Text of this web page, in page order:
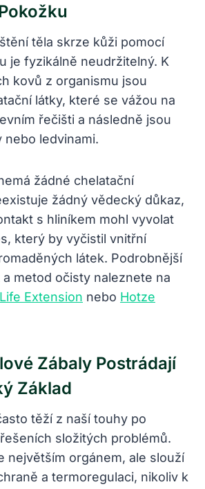
těla skrze kůži pomocí
je fyzikálně neudržitelný. K
kovů z organismu jsou
látky, které se vážou na
řečišti a následně jsou
ledvinami.
žádné chelatační
žádný vědecký důkaz,
s hliníkem mohl vyvolat
který by vyčistil vnitřní
látek. Podrobnější
metod očisty naleznete na
Life Extension nebo Hotze
Zábaly Postrádají
Základ
těží z naší touhy po
složitých problémů.
největším orgánem, ale slouží
a termoregulaci, nikoliv k